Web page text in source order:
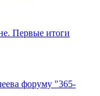
Первые итоги
форуму "365-